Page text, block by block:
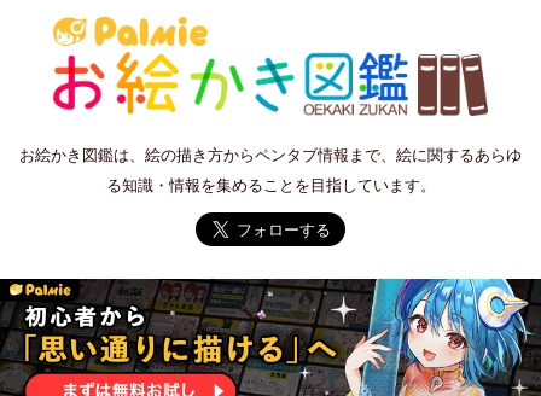
お絵かき図鑑は、絵の描き方からペンタブ情報まで、絵に関するあらゆ
る知識・情報を集めることを目指しています。